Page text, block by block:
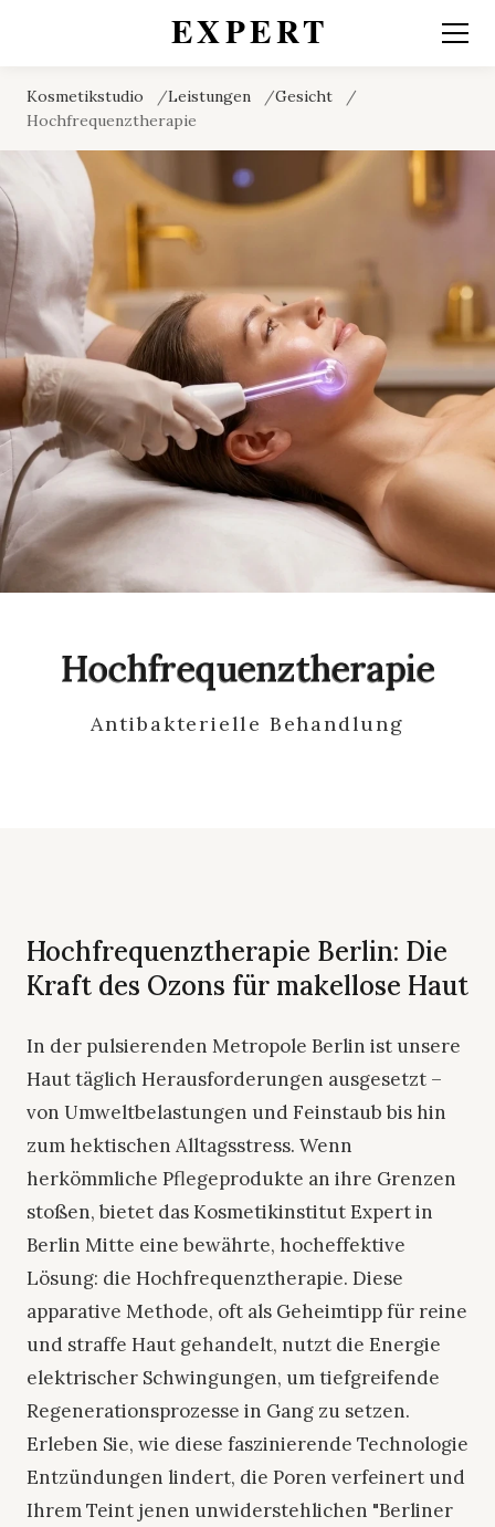
Kosmetikstudio Leistungen
Gesicht
Hochfrequenztherapie
Hochfrequenztherapie
Antibakterielle Behandlung
Hochfrequenztherapie Berlin: Die
Kraft des Ozons für makellose Haut
In der pulsierenden Metropole Berlin ist unsere
Haut täglich Herausforderungen ausgesetzt –
von Umweltbelastungen und Feinstaub bis hin
zum hektischen Alltagsstress. Wenn
herkömmliche Pflegeprodukte an ihre Grenzen
stoßen, bietet das Kosmetikinstitut Expert in
Berlin Mitte eine bewährte, hocheffektive
Lösung: die Hochfrequenztherapie. Diese
apparative Methode, oft als Geheimtipp für reine
und straffe Haut gehandelt, nutzt die Energie
elektrischer Schwingungen, um tiefgreifende
Regenerationsprozesse in Gang zu setzen.
Erleben Sie, wie diese faszinierende Technologie
Entzündungen lindert, die Poren verfeinert und
Ihrem Teint jenen unwiderstehlichen "Berliner